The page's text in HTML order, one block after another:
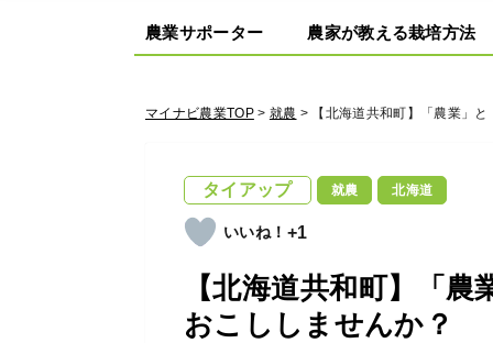
農業サポーター 農家が教える栽培方法
マイナビ農業TOP> 就農 > 【北海道共和町】「農業」
タイアップ 就農 北海道
+1
【北海道共和町】「
おこししませんか？